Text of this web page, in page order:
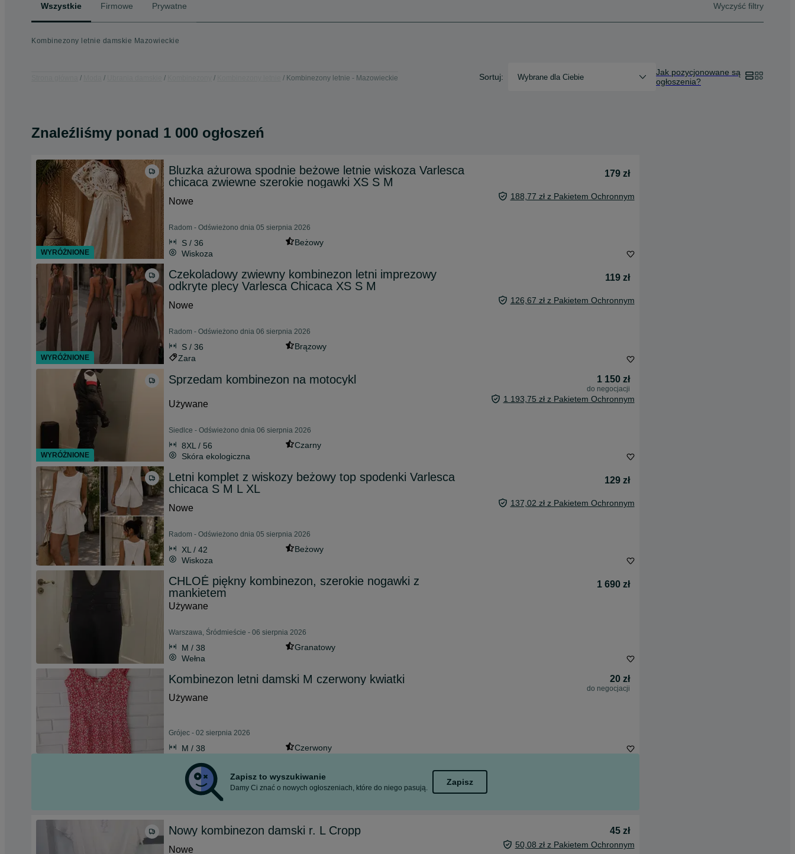
Wszystkie Firmowe Prywatne Wyczyść filtry
Kombinezony letnie damskie Mazowieckie
Kombinezony letnie - Mazowieckie Sortuj: Wybrane dla Ciebie
Jak pozycjonowane są
ogłoszenia?
Znaleźliśmy ponad 1 000 ogłoszeń
Bluzka ażurowa spodnie beżowe letnie wiskoza Varlesca
chicaca zwiewne szerokie nogawki XS S M
179 zł
Nowe 188,77 zł z Pakietem Ochronnym
Radom - Odświeżono dnia 05 sierpnia 2026
S / 36
Beżowy
Wiskoza
Czekoladowy zwiewny kombinezon letni imprezowy
odkryte plecy Varlesca Chicaca XS S M
119 zł
Nowe 126,67 zł z Pakietem Ochronnym
Radom - Odświeżono dnia 06 sierpnia 2026
S / 36
Brązowy
Zara
Sprzedam kombinezon na motocykl 1 150 zł
do negocjacji
Używane 1 193,75 zł z Pakietem Ochronnym
Siedlce - Odświeżono dnia 06 sierpnia 2026
8XL / 56
Czarny
Skóra ekologiczna
Letni komplet z wiskozy beżowy top spodenki Varlesca
chicaca S M L XL
129 zł
Nowe 137,02 zł z Pakietem Ochronnym
Radom - Odświeżono dnia 05 sierpnia 2026
XL / 42
Beżowy
Wiskoza
CHLOÉ piękny kombinezon, szerokie nogawki z
mankietem
1 690 zł
Używane
Warszawa, Śródmieście - 06 sierpnia 2026
M / 38
Granatowy
Wełna
Kombinezon letni damski M czerwony kwiatki 20 zł
do negocjacji
Używane
Grójec - 02 sierpnia 2026
M / 38 Czerwony
Zapisz to wyszukiwanie
Damy Ci znać o nowych ogłoszeniach, które do niego pasują.
Zapisz
Nowy kombinezon damski r. L Cropp
45 zł
Nowe
50,08 zł z Pakietem Ochronnym
WYRÓŻNIONE
WYRÓŻNIONE
WYRÓŻNIONE